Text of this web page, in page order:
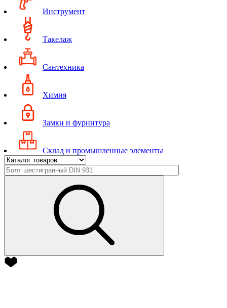
Инструмент
Такелаж
Сантехника
Химия
Замки и фурнитура
Склад и промышленные элементы